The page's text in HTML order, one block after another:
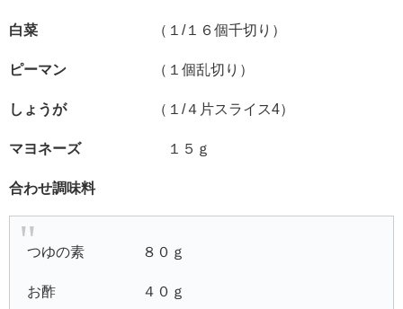
白菜 （１/１６個千切り）
ピーマン （１個乱切り）
しょうが （１/４片スライス4）
マヨネーズ １５ｇ
合わせ調味料
つゆの素 ８０ｇ
お酢 ４０ｇ